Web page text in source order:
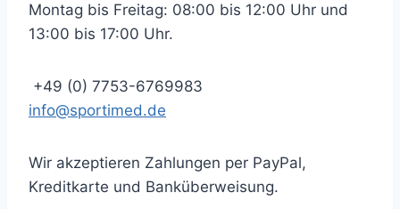
Montag bis Freitag: 08:00 bis 12:00 Uhr und
13:00 bis 17:00 Uhr.
+49 (0) 7753-6769983
info@sportimed.de
Wir akzeptieren Zahlungen per PayPal,
Kreditkarte und Banküberweisung.